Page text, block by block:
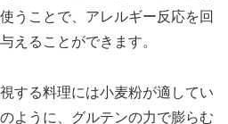
うことで、アレルギー反応を回
えることができます。
する料理には小麦粉が適してい
ように、グルテンの力で膨らむ